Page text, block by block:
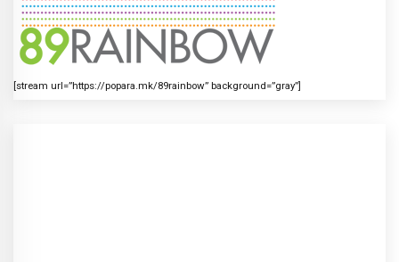
[stream url=”https://popara.mk/89rainbow” background=”gray”]